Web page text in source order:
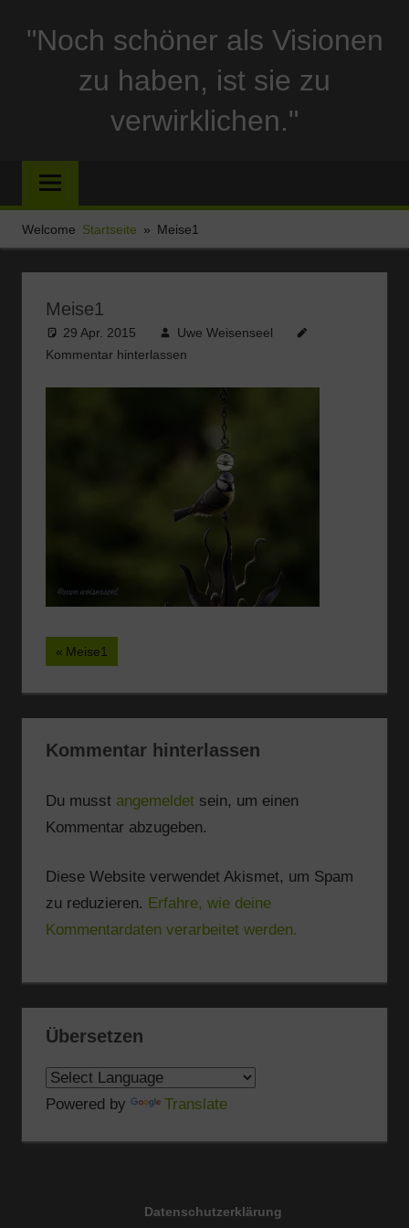
Inhalt"Noch schöner als Visionen
zu haben, ist sie zu
verwirklichen."
und
Stellplatzberichte
und
alles
Sonstige
rund
Ferien
Welcome Startseite Meise1
Meise1
29 Apr. 2015
Uwe Weisenseel
Kommentar hinterlassen
Beitragsnavigation
Vorheriger
Meise1
Kommentar hinterlassen
Du musst angemeldetsein, um einen
Kommentar abzugeben.
Diese Website verwendet Akismet, um Spam
zu reduzieren. Erfahre, wie deine
Kommentardaten verarbeitet werden.
Übersetzen
Powered by Translate
Datenschutzerklärung